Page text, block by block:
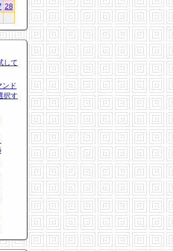
28
して
ンド
択す